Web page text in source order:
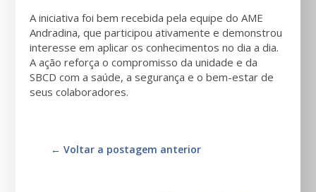
A iniciativa foi bem recebida pela equipe do AME
Andradina, que participou ativamente e demonstrou
interesse em aplicar os conhecimentos no dia a dia.
A ação reforça o compromisso da unidade e da
SBCD com a saúde, a segurança e o bem-estar de
seus colaboradores.
←Voltar a postagem anterior